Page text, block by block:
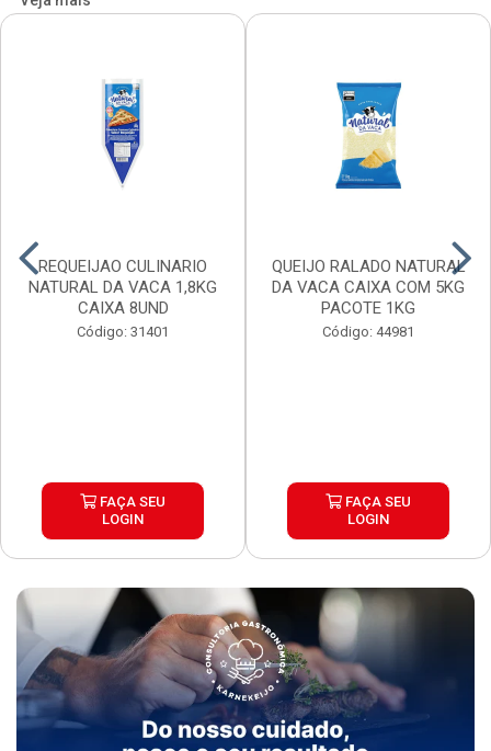
REQUEIJAO CULINARIO
NATURAL DA VACA 1,8KG
CAIXA 8UND
Código: 31401
FAÇA SEU
LOGIN
QUEIJO RALADO NATURAL
DA VACA CAIXA COM 5KG
PACOTE 1KG
Código: 44981
FAÇA SEU
LOGIN